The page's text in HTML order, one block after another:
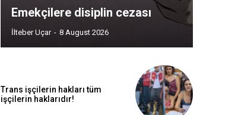
Emekçilere disiplin cezası
İlteber Uçar - 8 August 2026
Trans işçilerin hakları tüm
işçilerin haklarıdır!